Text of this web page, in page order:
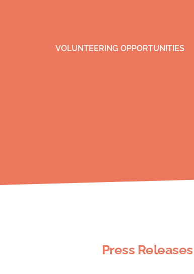
VOLUNTEERING OPPORTUNITIES
Press Releases